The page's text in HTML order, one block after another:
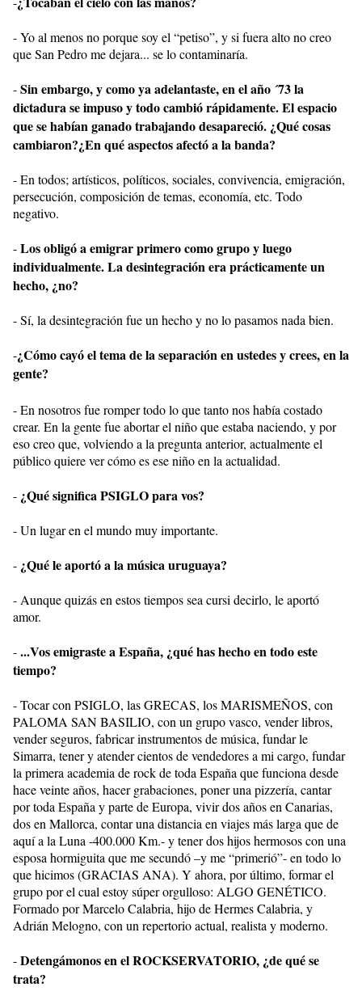
- Yo al menos no porque soy el “petiso”, y si fuera alto no creo
que San Pedro me dejara... se lo contaminaría.
-Sin embargo, y como ya adelantaste, en el año ´73 la
dictadura se impuso y todo cambió rápidamente. El espacio
que se habían ganado trabajando desapareció. ¿Qué cosas
cambiaron?¿En qué aspectos afectó a la banda?
- En todos; artísticos, políticos, sociales, convivencia, emigración,
persecución, composición de temas, economía, etc. Todo
negativo.
-Los obligó a emigrar primero como grupo y luego
individualmente. La desintegración era prácticamente un
hecho, ¿no?
- Sí, la desintegración fue un hecho y no lo pasamos nada bien.
-¿Cómo cayó el tema de la separación en ustedes y crees, en la
gente?
- En nosotros fue romper todo lo que tanto nos había costado
crear. En la gente fue abortar el niño que estaba naciendo, y por
eso creo que, volviendo a la pregunta anterior, actualmente el
público quiere ver cómo es ese niño en la actualidad.
- ¿Qué significa PSIGLO para vos?
- Un lugar en el mundo muy importante.
- ¿Qué le aportó a la música uruguaya?
- Aunque quizás en estos tiempos sea cursi decirlo, le aportó
amor.
-...Vos emigraste a España, ¿qué has hecho en todo este
tiempo?
- Tocar con PSIGLO, las GRECAS, los MARISMEÑOS, con
PALOMA SAN BASILIO, con un grupo vasco, vender libros,
vender seguros, fabricar instrumentos de música, fundar le
Simarra, tener y atender cientos de vendedores a mi cargo, fundar
la primera academia de rock de toda España que funciona desde
hace veinte años, hacer grabaciones, poner una pizzería, cantar
por toda España y parte de Europa, vivir dos años en Canarias,
dos en Mallorca, contar una distancia en viajes más larga que de
aquí a la Luna -400.000 Km.- y tener dos hijos hermosos con una
esposa hormiguita que me secundó –y me “primerió”- en todo lo
que hicimos (GRACIAS ANA). Y ahora, por último, formar el
grupo por el cual estoy súper orgulloso: ALGO GENÉTICO.
Formado por Marcelo Calabria, hijo de Hermes Calabria, y
Adrián Melogno, con un repertorio actual, realista y moderno.
-Detengámonos en el ROCKSERVATORIO, ¿de qué se
trata?